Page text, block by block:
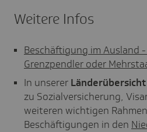
Weitere Infos
Beschäftigung im Ausland
Grenzpendler oder
In unserer
zu Sozialversicherung,
weiteren wichtigen
Beschäftigungen in den